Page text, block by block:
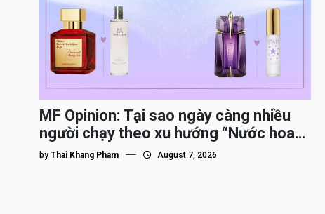
MF Opinion: Tại sao ngày càng nhiều
người chạy theo xu hướng “Nước hoa
Dupe”?
by Thai Khang Pham August 7, 2026